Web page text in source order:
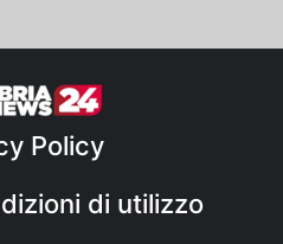
Policy
di utilizzo